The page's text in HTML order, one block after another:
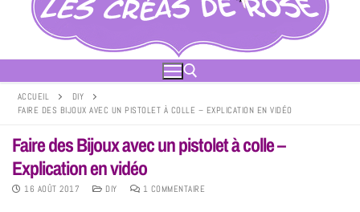
ACCUEIL
DIY
FAIRE DES BIJOUX AVEC UN PISTOLET À COLLE – EXPLICATION EN VIDÉO
Faire des Bijoux avec un pistolet à colle –
Explication en vidéo
16 AOÛT 2017 DIY 1 COMMENTAIRE